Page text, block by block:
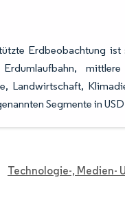
Erdbeobachtung
Landwirtschaft,
Segmente in
Technologie-, Medien-